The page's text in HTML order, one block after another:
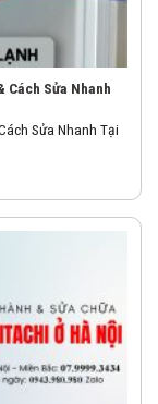
Cách Sửa Nhanh
Sửa Nhanh Tại